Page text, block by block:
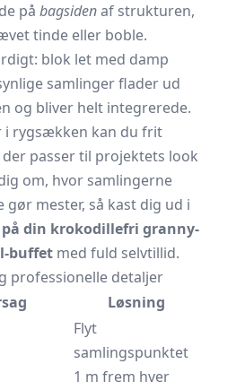
på bagsidenaf strukturen,
tinde eller boble.
blok let med damp
samlinger flader ud
og bliver helt integrerede.
i rygsækken kan du frit
passer til projektets look
om, hvor samlingerne
gør mester, så kast dig ud i
din krokodillefri granny-
buffet med fuld selvtillid.
professionelle detaljer
Løsning
Flyt
samlingspunktet
1 m frem hver